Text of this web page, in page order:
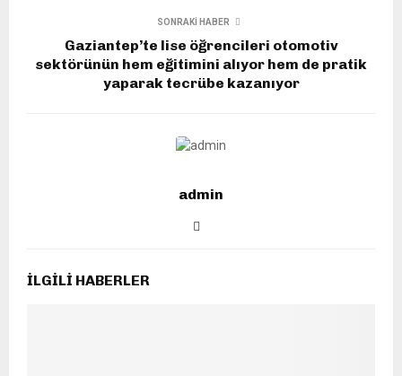
SONRAKI HABER
Gaziantep’te lise öğrencileri otomotiv
sektörünün hem eğitimini alıyor hem de pratik
yaparak tecrübe kazanıyor
admin
İLGILI HABERLER